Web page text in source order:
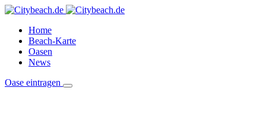
Home
Beach-Karte
Oasen
News
Oase eintragen